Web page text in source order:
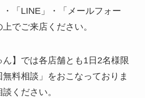
・「LINE」・「メールフォー
でご来店ください。
ん】では各店舗とも1日2名様限
料相談」をおこなっておりま
ください。